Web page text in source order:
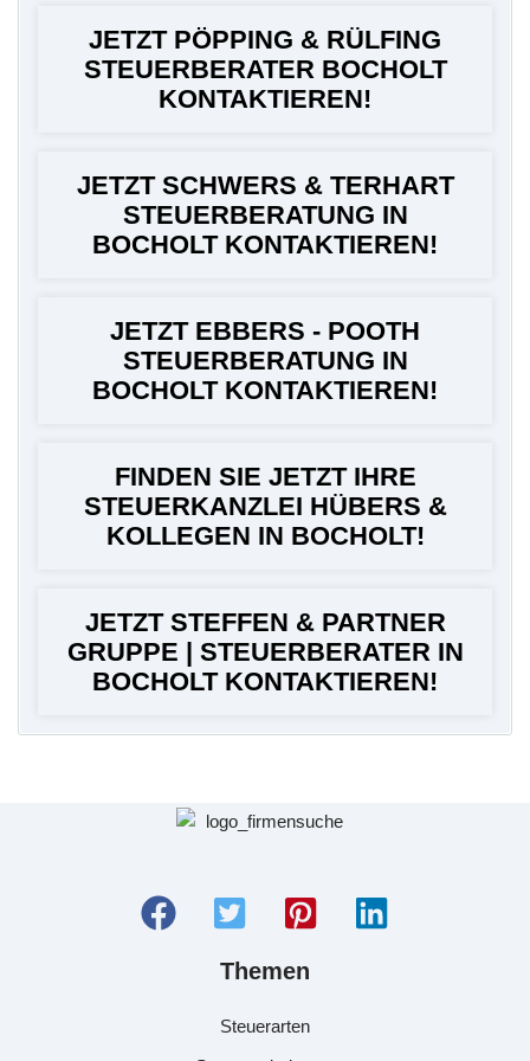
JETZT PÖPPING & RÜLFING
STEUERBERATER BOCHOLT
KONTAKTIEREN!
JETZT SCHWERS & TERHART
STEUERBERATUNG IN
BOCHOLT KONTAKTIEREN!
JETZT EBBERS - POOTH
STEUERBERATUNG IN
BOCHOLT KONTAKTIEREN!
FINDEN SIE JETZT IHRE
STEUERKANZLEI HÜBERS &
KOLLEGEN IN BOCHOLT!
JETZT STEFFEN & PARTNER
GRUPPE | STEUERBERATER IN
BOCHOLT KONTAKTIEREN!
Themen
Steuerarten